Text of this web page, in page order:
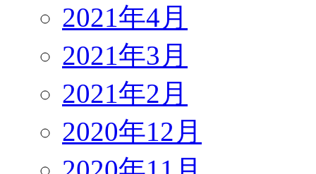
2021年4月
2021年3月
2021年2月
2020年12月